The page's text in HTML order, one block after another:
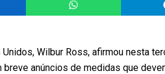
Wilbur Ross, afirmou nesta
anúncios de medidas que